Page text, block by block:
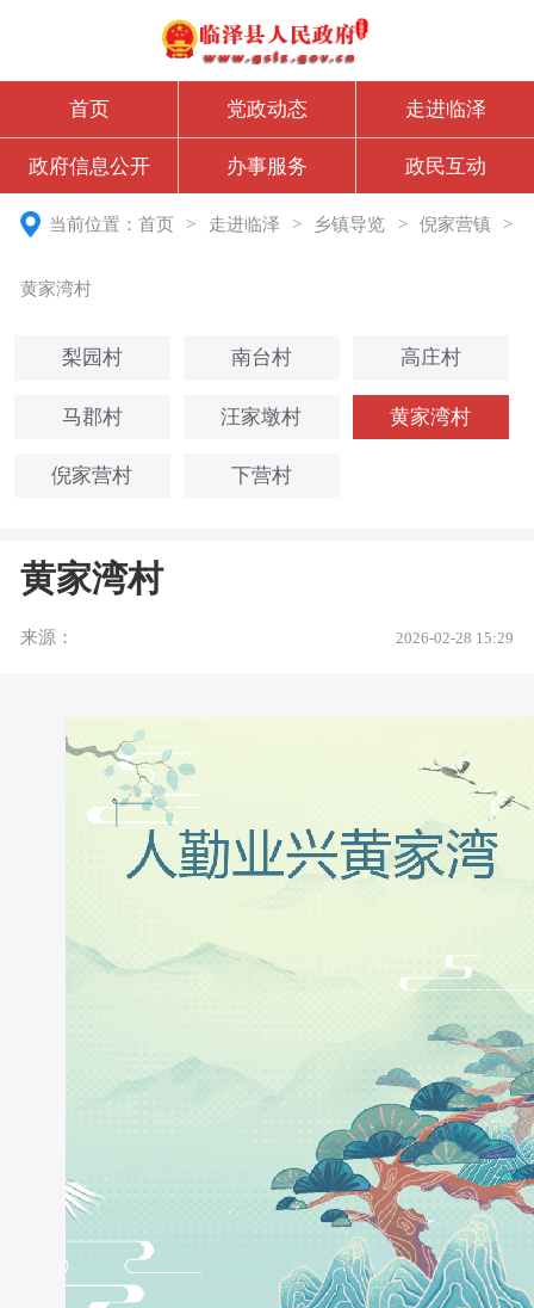
首页 党政动态 走进临泽
政府信息公开 办事服务 政民互动
当前位置：首页 > 走进临泽 > 乡镇导览 > 倪家营镇 >
黄家湾村
梨园村 南台村 高庄村
马郡村 汪家墩村 黄家湾村
倪家营村 下营村
黄家湾村
来源： 2026-02-28 15:29